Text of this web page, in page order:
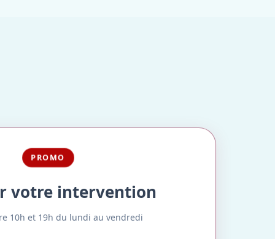
PROMO
votre intervention
10h et 19h du lundi au vendredi